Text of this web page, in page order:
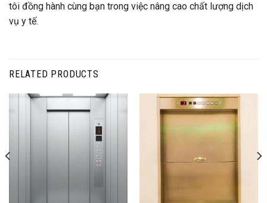
tôi đồng hành cùng bạn trong việc nâng cao chất lượng dịch
vụ y tế.
RELATED PRODUCTS